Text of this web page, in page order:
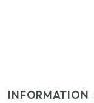
INFORMATION